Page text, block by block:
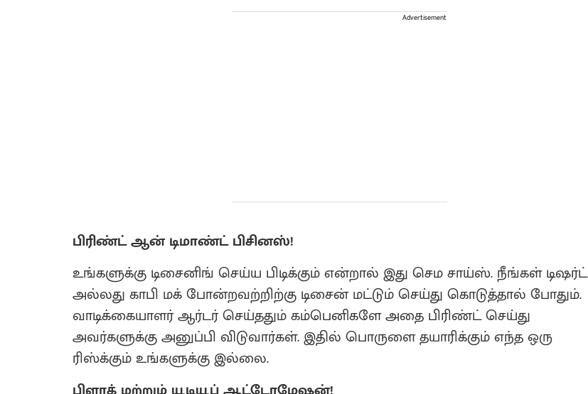
Advertisement
பிரிண்ட் ஆன் டிமாண்ட் பிசினஸ்!
உங்களுக்கு டிசைனிங் செய்ய பிடிக்கும் என்றால் இது செம சாய்ஸ். நீங்கள் டிஷர்ட்
அல்லது காபி மக் போன்றவற்றிற்கு டிசைன் மட்டும் செய்து கொடுத்தால் போதும்.
வாடிக்கையாளர் ஆர்டர் செய்ததும் கம்பெனிகளே அதை பிரிண்ட் செய்து
அவர்களுக்கு அனுப்பி விடுவார்கள். இதில் பொருளை தயாரிக்கும் எந்த ஒரு
ரிஸ்க்கும் உங்களுக்கு இல்லை.